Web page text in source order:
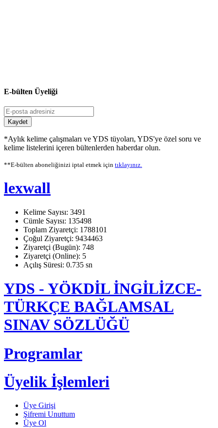
E-bülten Üyeliği
Kaydet
*Aylık kelime çalışmaları ve YDS tüyoları, YDS'ye özel soru ve
kelime listelerini içeren bültenlerden haberdar olun.
**E-bülten aboneliğinizi iptal etmek için tıklayınız.
lexwall
Kelime Sayısı: 3491
Cümle Sayısı: 135498
Toplam Ziyaretçi: 1788101
Çoğul Ziyaretçi: 9434463
Ziyaretçi (Bugün): 748
Ziyaretçi (Online): 5
Açılış Süresi: 0.735 sn
YDS - YÖKDİL İNGİLİZCE-
TÜRKÇE BAĞLAMSAL
SINAV SÖZLÜĞÜ
Programlar
Üyelik İşlemleri
Üye Girişi
Şifremi Unuttum
Üye Ol